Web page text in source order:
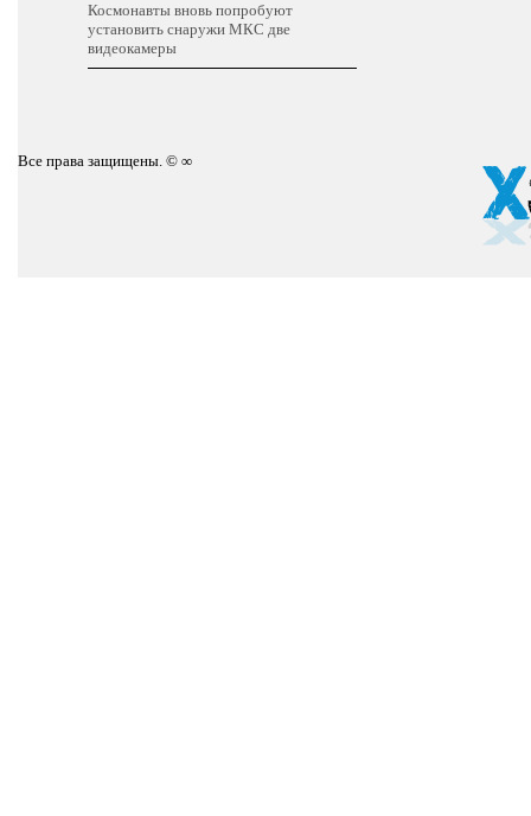
Космонавты вновь попробуют
установить снаружи МКС две
видеокамеры
Все права защищены. © ∞